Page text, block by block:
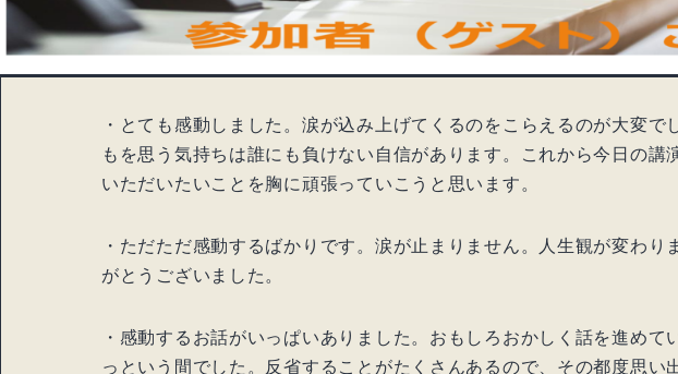
・とても感動しました。涙が込み上げてくるのをこらえるのが大変で
もを思う気持ちは誰にも負けない自信があります。これから今日の講
いただいたいことを胸に頑張っていこうと思います。
・ただただ感動するばかりです。涙が止まりません。人生観が変わり
がとうございました。
・感動するお話がいっぱいありました。おもしろおかしく話を進めて
っという間でした。反省することがたくさんあるので、その都度思い